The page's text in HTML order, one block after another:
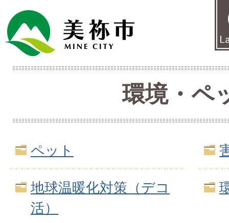
環境・ペ
ペット
地球温暖化対策（デコ
活）